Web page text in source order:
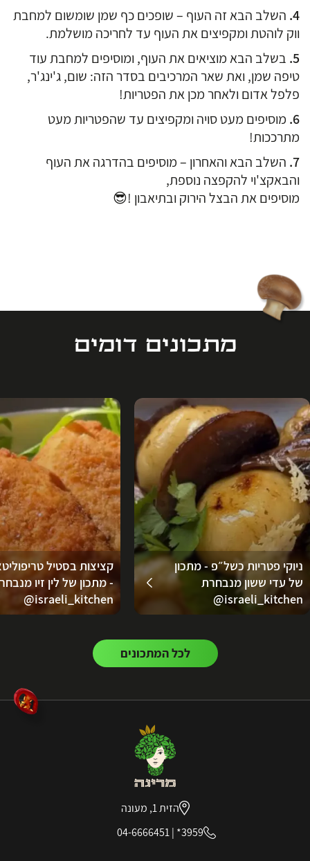
השלב הבא זה העוף – שופכים כף שמן שומשום למחבת
ווק לוהטת ומקפיצים את העוף עד לחריכה מושלמת.
בשלב הבא מוציאים את העוף, ומוסיפים למחבת עוד
טיפה שמן, ואת שאר המרכיבים בסדר הזה: שום, ג'ינג'ר,
פלפל אדום ולאחר מכן את הפטריות!
מוסיפים מעט סויה ומקפיצים עד שהפטריות מעט
מתרככות!
השלב הבא והאחרון – מוסיפים בהדרגה את העוף
והבאקצ'וי להקפצה נוספת,
מוסיפים את הבצל הירוק ובתיאבון !😎
מתכונים דומים
ניוקי פטריות כשל״פ - מתכון
של עדי ששון מנבחרת
‪@israeli_kitchen‬
קציצות בסטיל
- מתכון של לין זיו
‪‪@israeli_kitchen‬‬
לכל המתכונים
הזית 1, מעונה
3959*
|
04-6666451